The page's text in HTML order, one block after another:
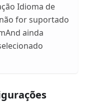
Idioma de
for suportado
ainda